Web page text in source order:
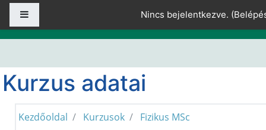
Tovább a fő tartalomhoz
Nincs bejelentkezve. (
Kurzus adatai
Kezdőoldal Kurzusok
Fizikus MSc